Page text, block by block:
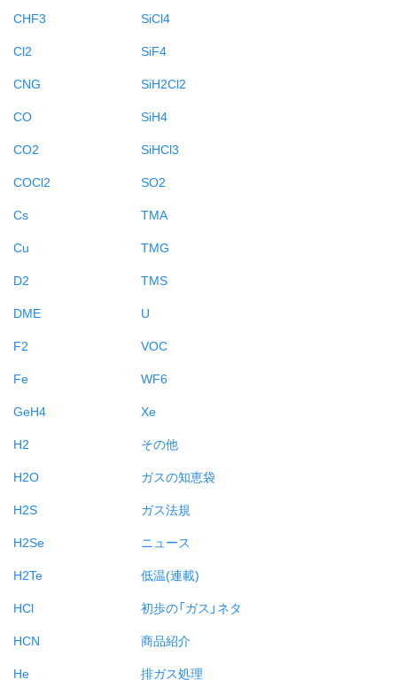
CHF3
Cl2
CNG
CO
CO2
COCl2
Cs
Cu
D2
DME
F2
Fe
GeH4
H2
H2O
H2S
H2Se
H2Te
HCl
HCN
He
SiCl4
SiF4
SiH2Cl2
SiH4
SiHCl3
SO2
TMA
TMG
TMS
U
VOC
WF6
Xe
その他
ガスの知恵袋
ガス法規
ニュース
低温(連載)
初歩の「ガス」ネタ
商品紹介
排ガス処理